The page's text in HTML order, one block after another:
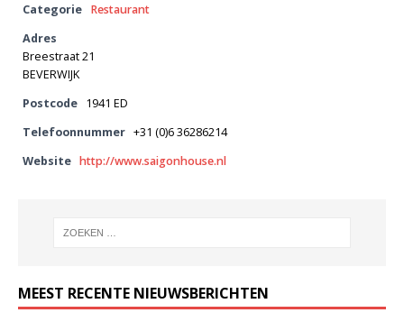
Categorie Restaurant
Adres
Breestraat 21
BEVERWIJK
Postcode 1941 ED
Telefoonnummer +31 (0)6 36286214
Website http://www.saigonhouse.nl
MEEST RECENTE NIEUWSBERICHTEN